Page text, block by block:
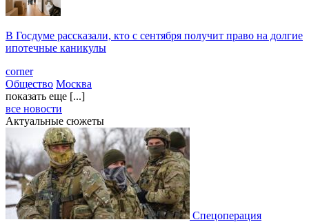
В Госдуме рассказали, кто с сентября получит право на долгие
ипотечные каникулы
corner
Общество Москва
показать еще [...]
все новости
Актуальные сюжеты
Спецоперация